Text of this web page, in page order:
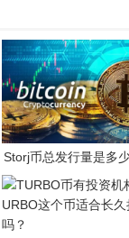
Storj币总发行量是多